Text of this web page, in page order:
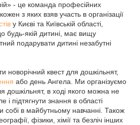
- це команда професійних
з яких взяв участь в організації
у Києві та Київській області,
будь-якій дитині, має вищу
подарувати дитині незабутні
новорічний квест для дошкільнят,
або день Ангела. Ми організуємо
дошкільнят, в ході якого можна не
і підтягнути знання в області
собі в майбутньому навчанні. Також
фізики, хімії та безліч інших